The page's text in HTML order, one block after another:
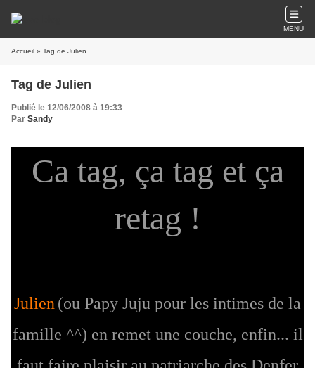
MENU
Accueil » Tag de Julien
Tag de Julien
Publié le 12/06/2008 à 19:33
Par Sandy
Ca tag, ça tag et ça
retag !
Julien (ou Papy Juju pour les intimes de la
famille ^^) en remet une couche, enfin... il